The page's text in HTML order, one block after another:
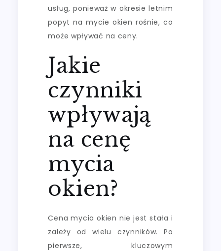
usług, ponieważ w okresie letnim
popyt na mycie okien rośnie, co
może wpływać na ceny.
Jakie
czynniki
wpływają
na cenę
mycia
okien?
Cena mycia okien nie jest stała i
zależy od wielu czynników. Po
pierwsze, kluczowym